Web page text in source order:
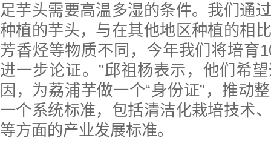
足芋头需要高温多湿的条件。我们通
种植的芋头，与在其他地区种植的相
芳香烃等物质不同，今年我们将培育
进一步论证。”邱祖杨表示，他们希
因，为荔浦芋做一个“身份证”，推动
一个系统标准，包括清洁化栽培技术
等方面的产业发展标准。